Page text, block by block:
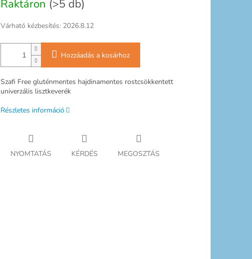
Raktáron (>5 db)
Várható kézbesítés: 2026.8.12
Hozzáadás a kosárhoz
Szafi Free gluténmentes hajdinamentes rostcsökkentett
univerzális lisztkeverék
Részletes információ
NYOMTATÁS KÉRDÉS MEGOSZTÁS